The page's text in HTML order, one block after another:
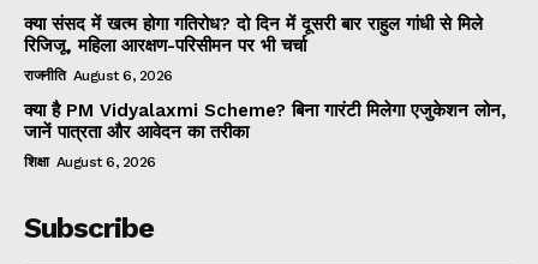
क्या संसद में खत्म होगा गतिरोध? दो दिन में दूसरी बार राहुल गांधी से मिले
रिजिजू, महिला आरक्षण-परिसीमन पर भी चर्चा
राजनीति August 6, 2026
क्या है PM Vidyalaxmi Scheme? बिना गारंटी मिलेगा एजुकेशन लोन,
जानें पात्रता और आवेदन का तरीका
शिक्षा August 6, 2026
Subscribe